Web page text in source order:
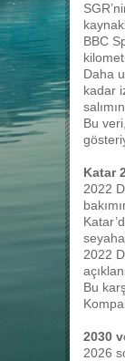
BBC
Daha
kadar
Bu
Katar
2022
2022
Bu
2030
2026